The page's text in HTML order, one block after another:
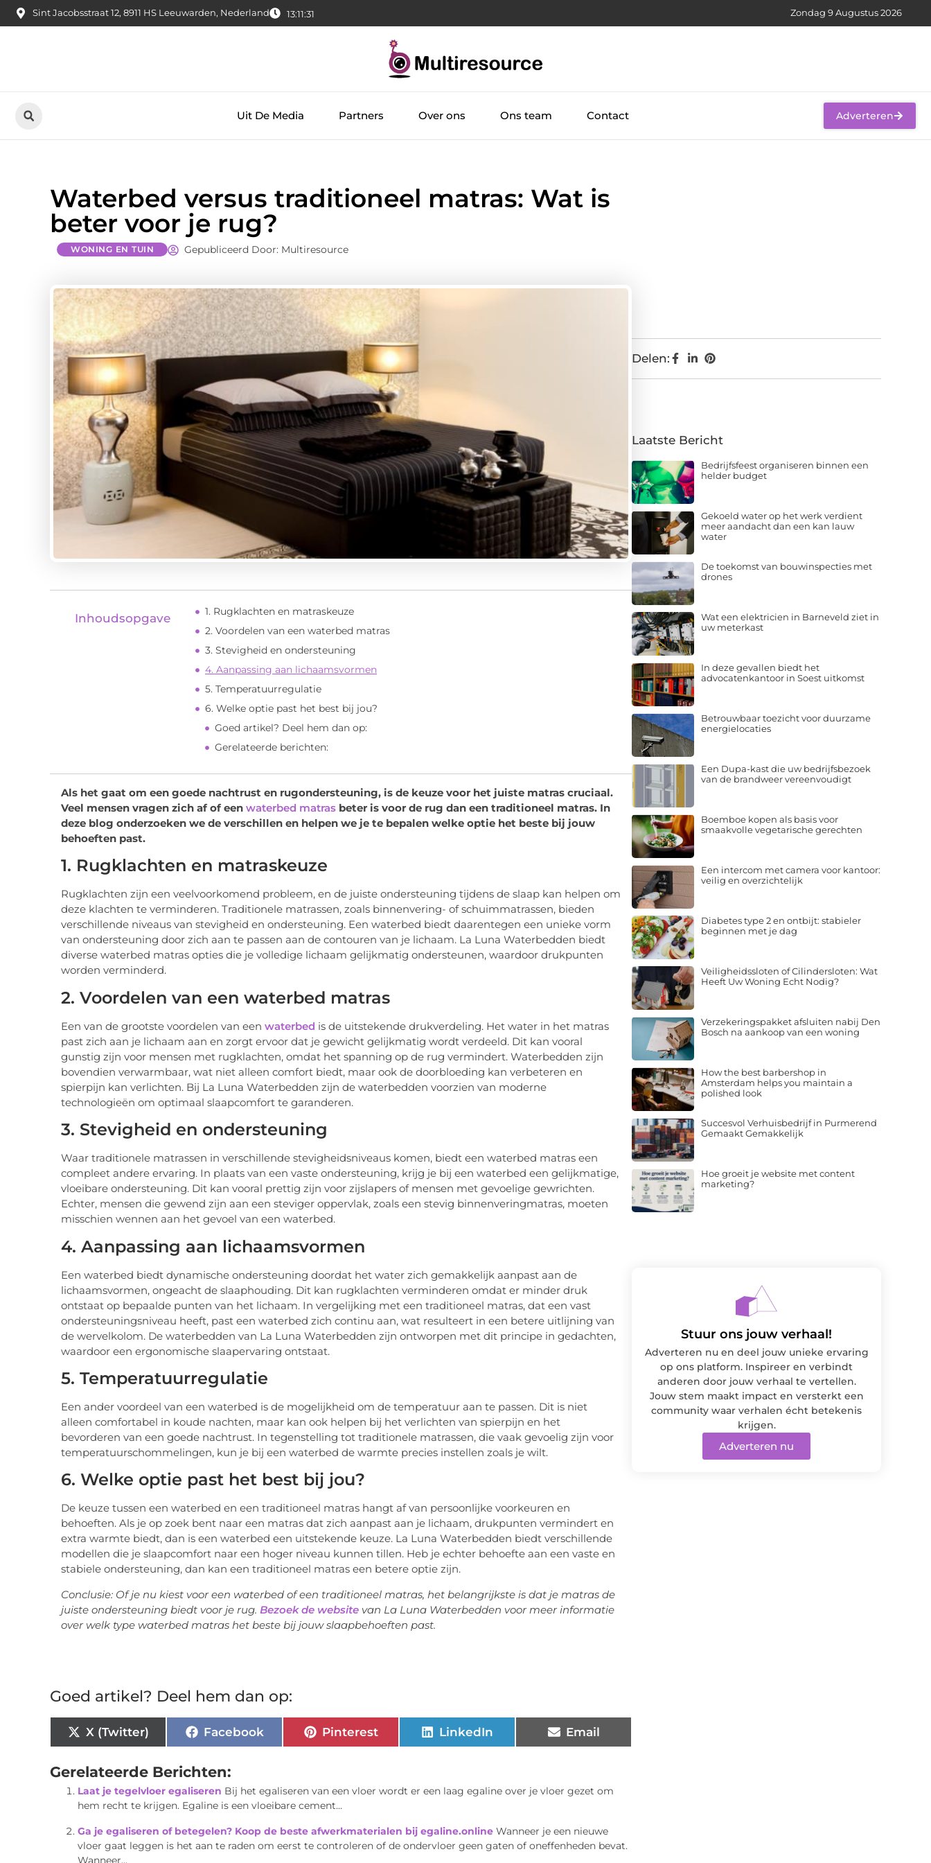
Sint Jacobsstraat 12, 8911 HS Leeuwarden, Nederland 13:11:32 Zondag 9 Augustus 2026
Uit De Media Partners Over ons Ons team Contact Adverteren
Waterbed versus traditioneel matras: Wat is
beter voor je rug?
WONING EN TUIN Gepubliceerd Door: Multiresource
Inhoudsopgave
1. Rugklachten en matraskeuze
2. Voordelen van een waterbed matras
3. Stevigheid en ondersteuning
4. Aanpassing aan lichaamsvormen
5. Temperatuurregulatie
6. Welke optie past het best bij jou?
Goed artikel? Deel hem dan op:
Gerelateerde berichten:
Als het gaat om een goede nachtrust en rugondersteuning, is de keuze voor het juiste matras cruciaal.
Veel mensen vragen zich af of een waterbed matras beter is voor de rug dan een traditioneel matras. In
deze blog onderzoeken we de verschillen en helpen we je te bepalen welke optie het beste bij jouw
behoeften past.
1. Rugklachten en matraskeuze
Rugklachten zijn een veelvoorkomend probleem, en de juiste ondersteuning tijdens de slaap kan helpen om
deze klachten te verminderen. Traditionele matrassen, zoals binnenvering- of schuimmatrassen, bieden
verschillende niveaus van stevigheid en ondersteuning. Een waterbed biedt daarentegen een unieke vorm
van ondersteuning door zich aan te passen aan de contouren van je lichaam. La Luna Waterbedden biedt
diverse waterbed matras opties die je volledige lichaam gelijkmatig ondersteunen, waardoor drukpunten
worden verminderd.
2. Voordelen van een waterbed matras
Een van de grootste voordelen van een waterbed is de uitstekende drukverdeling. Het water in het matras
past zich aan je lichaam aan en zorgt ervoor dat je gewicht gelijkmatig wordt verdeeld. Dit kan vooral
gunstig zijn voor mensen met rugklachten, omdat het spanning op de rug vermindert. Waterbedden zijn
bovendien verwarmbaar, wat niet alleen comfort biedt, maar ook de doorbloeding kan verbeteren en
spierpijn kan verlichten. Bij La Luna Waterbedden zijn de waterbedden voorzien van moderne
technologieën om optimaal slaapcomfort te garanderen.
3. Stevigheid en ondersteuning
Waar traditionele matrassen in verschillende stevigheidsniveaus komen, biedt een waterbed matras een
compleet andere ervaring. In plaats van een vaste ondersteuning, krijg je bij een waterbed een gelijkmatige,
vloeibare ondersteuning. Dit kan vooral prettig zijn voor zijslapers of mensen met gevoelige gewrichten.
Echter, mensen die gewend zijn aan een steviger oppervlak, zoals een stevig binnenveringmatras, moeten
misschien wennen aan het gevoel van een waterbed.
4. Aanpassing aan lichaamsvormen
Een waterbed biedt dynamische ondersteuning doordat het water zich gemakkelijk aanpast aan de
lichaamsvormen, ongeacht de slaaphouding. Dit kan rugklachten verminderen omdat er minder druk
ontstaat op bepaalde punten van het lichaam. In vergelijking met een traditioneel matras, dat een vast
ondersteuningsniveau heeft, past een waterbed zich continu aan, wat resulteert in een betere uitlijning van
de wervelkolom. De waterbedden van La Luna Waterbedden zijn ontworpen met dit principe in gedachten,
waardoor een ergonomische slaapervaring ontstaat.
5. Temperatuurregulatie
Een ander voordeel van een waterbed is de mogelijkheid om de temperatuur aan te passen. Dit is niet
alleen comfortabel in koude nachten, maar kan ook helpen bij het verlichten van spierpijn en het
bevorderen van een goede nachtrust. In tegenstelling tot traditionele matrassen, die vaak gevoelig zijn voor
temperatuurschommelingen, kun je bij een waterbed de warmte precies instellen zoals je wilt.
6. Welke optie past het best bij jou?
De keuze tussen een waterbed en een traditioneel matras hangt af van persoonlijke voorkeuren en
behoeften. Als je op zoek bent naar een matras dat zich aanpast aan je lichaam, drukpunten vermindert en
extra warmte biedt, dan is een waterbed een uitstekende keuze. La Luna Waterbedden biedt verschillende
modellen die je slaapcomfort naar een hoger niveau kunnen tillen. Heb je echter behoefte aan een vaste en
stabiele ondersteuning, dan kan een traditioneel matras een betere optie zijn.
Conclusie: Of je nu kiest voor een waterbed of een traditioneel matras, het belangrijkste is dat je matras de
juiste ondersteuning biedt voor je rug. Bezoek de website van La Luna Waterbedden voor meer informatie
over welk type waterbed matras het beste bij jouw slaapbehoeften past.
Goed artikel? Deel hem dan op:
X (Twitter) Facebook Pinterest LinkedIn Email
Gerelateerde Berichten:
Laat je tegelvloer egaliseren Bij het egaliseren van een vloer wordt er een laag egaline over je vloer gezet om
hem recht te krijgen. Egaline is een vloeibare cement...
Ga je egaliseren of betegelen? Koop de beste afwerkmaterialen bij egaline.online Wanneer je een nieuwe
vloer gaat leggen is het aan te raden om eerst te controleren of de ondervloer geen gaten of oneffenheden bevat.
Wanneer...
Delen:
Laatste Bericht
Bedrijfsfeest organiseren binnen een
helder budget
Gekoeld water op het werk verdient
meer aandacht dan een kan lauw
water
De toekomst van bouwinspecties met
drones
Wat een elektricien in Barneveld ziet in
uw meterkast
In deze gevallen biedt het
advocatenkantoor in Soest uitkomst
Betrouwbaar toezicht voor duurzame
energielocaties
Een Dupa-kast die uw bedrijfsbezoek
van de brandweer vereenvoudigt
Boemboe kopen als basis voor
smaakvolle vegetarische gerechten
Een intercom met camera voor kantoor:
veilig en overzichtelijk
Diabetes type 2 en ontbijt: stabieler
beginnen met je dag
Veiligheidssloten of Cilindersloten: Wat
Heeft Uw Woning Echt Nodig?
Verzekeringspakket afsluiten nabij Den
Bosch na aankoop van een woning
How the best barbershop in
Amsterdam helps you maintain a
polished look
Succesvol Verhuisbedrijf in Purmerend
Gemaakt Gemakkelijk
Hoe groeit je website met content
marketing?
Stuur ons jouw verhaal!
Adverteren nu en deel jouw unieke ervaring
op ons platform. Inspireer en verbindt
anderen door jouw verhaal te vertellen.
Jouw stem maakt impact en versterkt een
community waar verhalen écht betekenis
krijgen.
Adverteren nu